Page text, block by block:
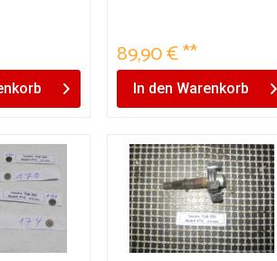
89,90 € **
In den Warenkorb